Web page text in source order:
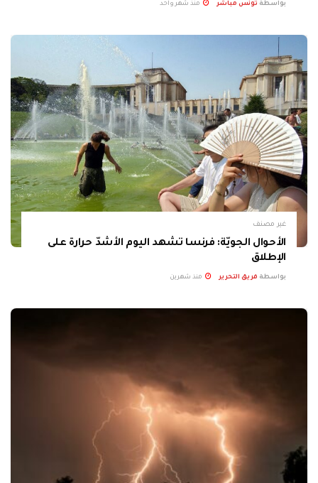
بواسطة تونس مباشر منذ شهر واحد
غير مصنف
الأحوال الجويّة: فرنسا تشهد اليوم الأشدّ حرارة على
الإطلاق
بواسطة فريق التحرير منذ شهرين